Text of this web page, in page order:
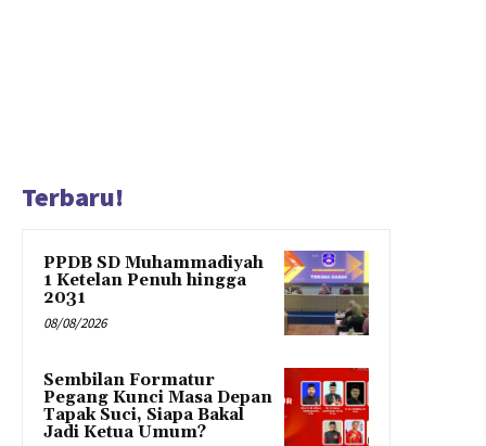
Terbaru!
PPDB SD Muhammadiyah
1 Ketelan Penuh hingga
2031
08/08/2026
Sembilan Formatur
Pegang Kunci Masa Depan
Tapak Suci, Siapa Bakal
Jadi Ketua Umum?